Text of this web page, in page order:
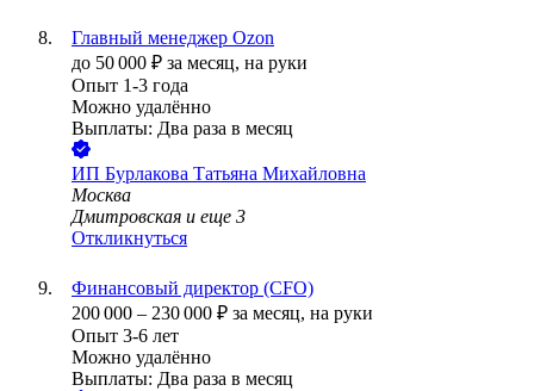
Главный менеджер Ozon
до 50 000 ₽ за месяц, на руки
Опыт 1-3 года
Можно удалённо
Выплаты: Два раза в месяц
ИП Бурлакова Татьяна Михайловна
Москва
Дмитровская и еще 3
Откликнуться
Финансовый директор (CFO)
200 000 – 230 000 ₽ за месяц, на руки
Опыт 3-6 лет
Можно удалённо
Выплаты: Два раза в месяц